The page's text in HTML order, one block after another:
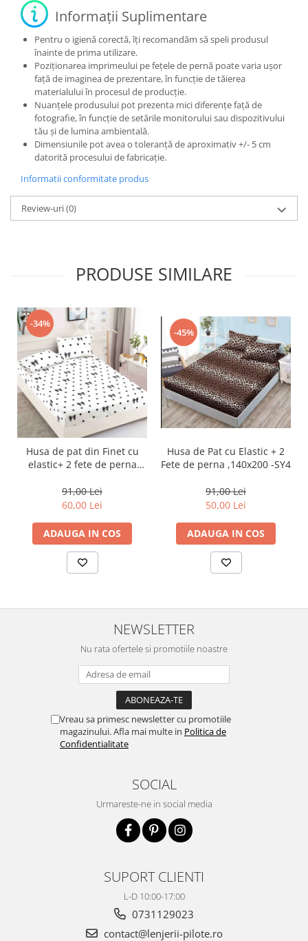
Informații Suplimentare
Pentru o igienă corectă, îți recomandăm să speli produsul
înainte de prima utilizare.
Poziționarea imprimeului pe fețele de pernă poate varia ușor
față de imaginea de prezentare, în funcție de tăierea
materialului în procesul de producție.
Nuanțele produsului pot prezenta mici diferențe față de
fotografie, în funcție de setările monitorului sau dispozitivului
tău și de lumina ambientală.
Dimensiunile pot avea o toleranță de aproximativ +/- 5 cm
datorită procesului de fabricație.
Informatii conformitate produs
Review-uri(0)
PRODUSE SIMILARE
-34%
Husa de pat din Finet cu
elastic+ 2 fete de perna
91,00 Lei
60,00 Lei
ADAUGA IN COS
-45%
Husa de Pat cu Elastic + 2
Fete de perna ,140x200 -SY4
91,00 Lei
50,00 Lei
ADAUGA IN COS
NEWSLETTER
Nu rata ofertele si promotiile noastre
Vreau sa primesc newsletter cu promotiile
magazinului. Afla mai multe in Politica de
Confidentialitate
SOCIAL
Urmareste-ne in social media
SUPORT CLIENTI
L-D 10:00-17:00
0731129023
contact@lenjerii-pilote.ro